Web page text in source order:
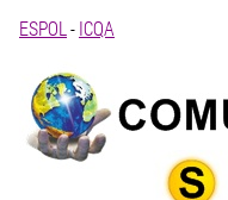
ESPOL -ICQA